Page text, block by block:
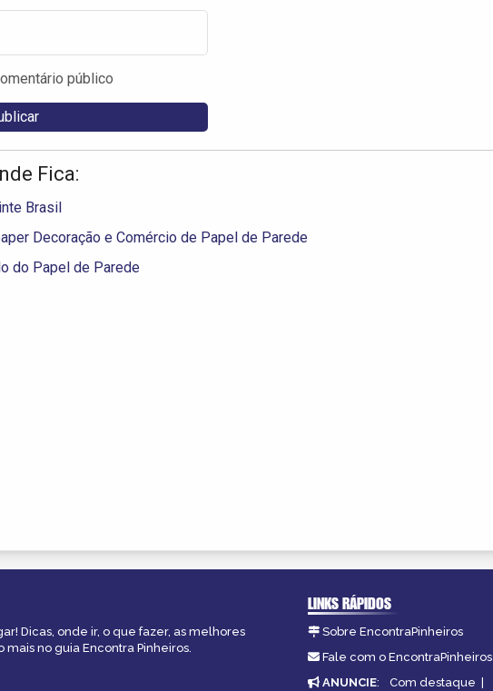
público
Fica:
Brasil
Decoração e Comércio de Papel de Parede
do Papel de Parede
Dicas, onde ir, o que fazer, as melhores
no guia Encontra Pinheiros.
LINKS RÁPIDOS
Sobre EncontraPinheiros
Fale com o EncontraPinheiros
ANUNCIE: Com destaque |